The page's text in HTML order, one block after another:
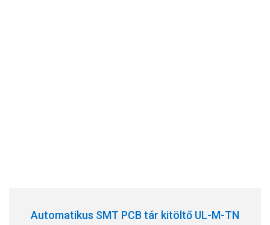
Automatikus SMT PCB tár kitöltő UL-M-TN